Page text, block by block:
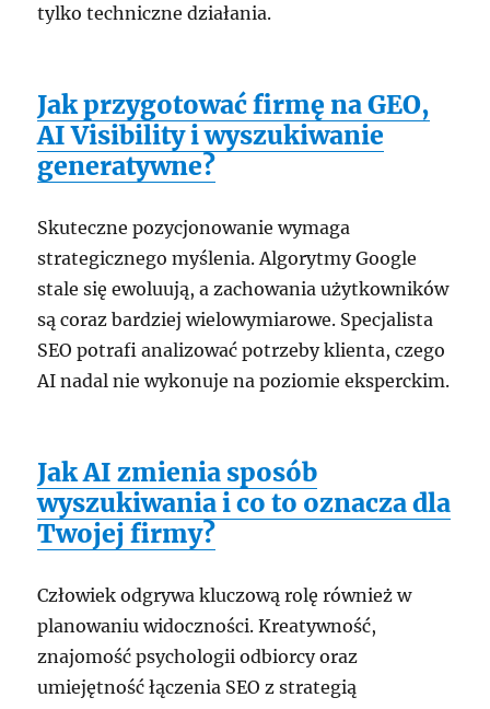
tylko techniczne działania.
Jak przygotować firmę na GEO,
AI Visibility i wyszukiwanie
generatywne?
Skuteczne pozycjonowanie wymaga
strategicznego myślenia. Algorytmy Google
stale się ewoluują, a zachowania użytkowników
są coraz bardziej wielowymiarowe. Specjalista
SEO potrafi analizować potrzeby klienta, czego
AI nadal nie wykonuje na poziomie eksperckim.
Jak AI zmienia sposób
wyszukiwania i co to oznacza dla
Twojej firmy?
Człowiek odgrywa kluczową rolę również w
planowaniu widoczności. Kreatywność,
znajomość psychologii odbiorcy oraz
umiejętność łączenia SEO z strategią